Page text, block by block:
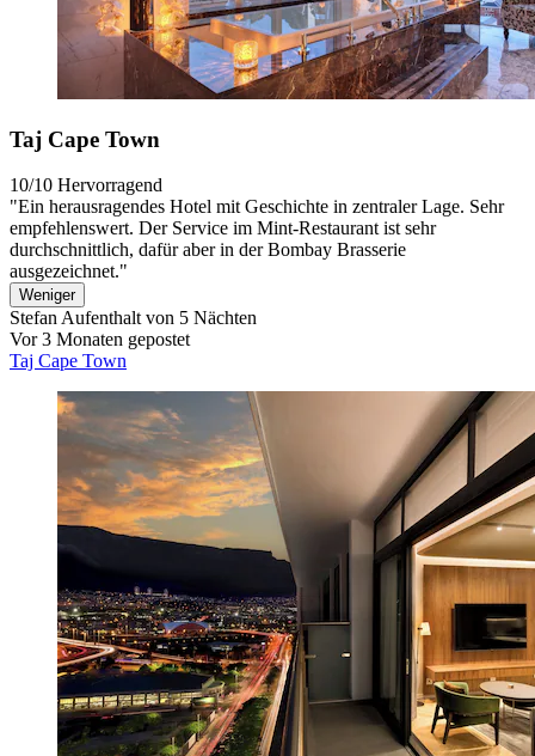
Taj Cape Town
10/10 Hervorragend
"Ein herausragendes Hotel mit Geschichte in zentraler Lage. Sehr
empfehlenswert. Der Service im Mint-Restaurant ist sehr
durchschnittlich, dafür aber in der Bombay Brasserie
ausgezeichnet."
Weniger
Stefan Aufenthalt von 5 Nächten
Vor 3 Monaten gepostet
Taj Cape Town